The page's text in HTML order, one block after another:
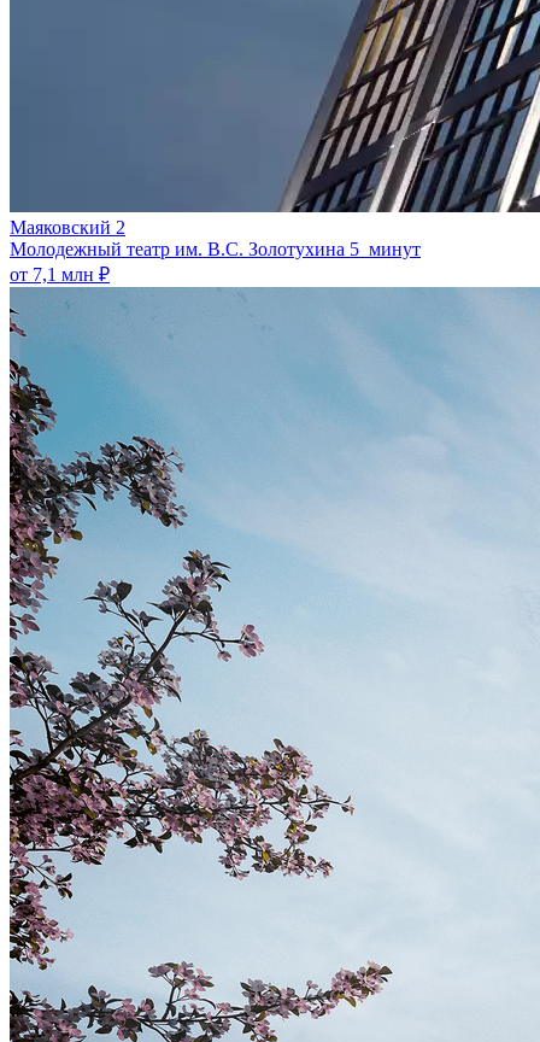
Маяковский 2
Молодежный театр им. В.С. Золотухина 5 минут
от 7,1 млн ₽